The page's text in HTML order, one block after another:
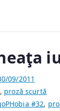
09/2011
, proză scurtă
#32,